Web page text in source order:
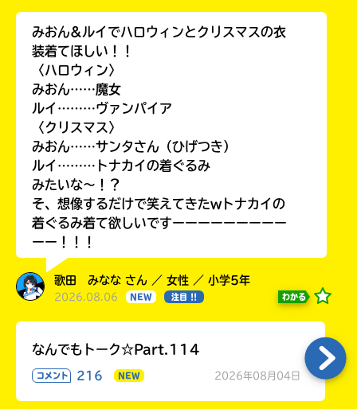
みおん&ルイでハロウィンとクリスマスの衣
装着てほしい！！
〈ハロウィン〉
みおん……魔女
ルイ………ヴァンパイア
〈クリスマス〉
みおん……サンタさん（ひげつき）
ルイ………トナカイの着ぐるみ
みたいな〜！？
そ、想像するだけで笑えてきたwトナカイの
着ぐるみ着て欲しいですーーーーーーーーー
ーー！！！
歌田 みなな さん ／ 女性 ／ 小学5年
2026.08.06 NEW 注目 !! わかる
なんでもトーク☆Part.114
コメント 216 NEW 2026年08月04日